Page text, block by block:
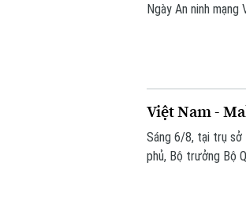
Ngày An ninh
Việt Nam -
Sáng 6/8, tại trụ sở
phủ, Bộ trưởng Bộ